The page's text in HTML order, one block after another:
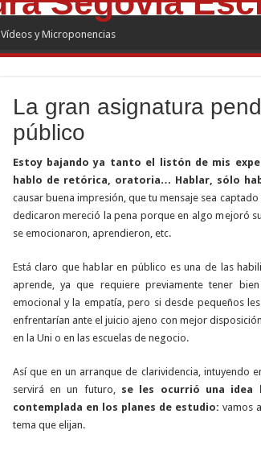
Vídeos y Microponencias
La gran asignatura
público
Estoy bajando ya tanto el listón de mis
hablo de retórica, oratoria… Hablar, sólo
causar buena impresión, que tu mensaje sea
dedicaron mereció la pena porque en algo mejoró
se emocionaron, aprendieron, etc.
Está claro que hablar en público es una de las
aprende, ya que requiere previamente tener
emocional y la empatía, pero si desde pequeños
enfrentarían ante el juicio ajeno con mejor
en la Uni o en las escuelas de negocio.
Así que en un arranque de clarividencia, intuyendo
servirá en un futuro, se les ocurrió una idea
contemplada en los planes de estudio: vamos
tema que elijan.